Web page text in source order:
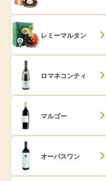
レミーマルタン
ロマネコンティ
マルゴー
オーパスワン